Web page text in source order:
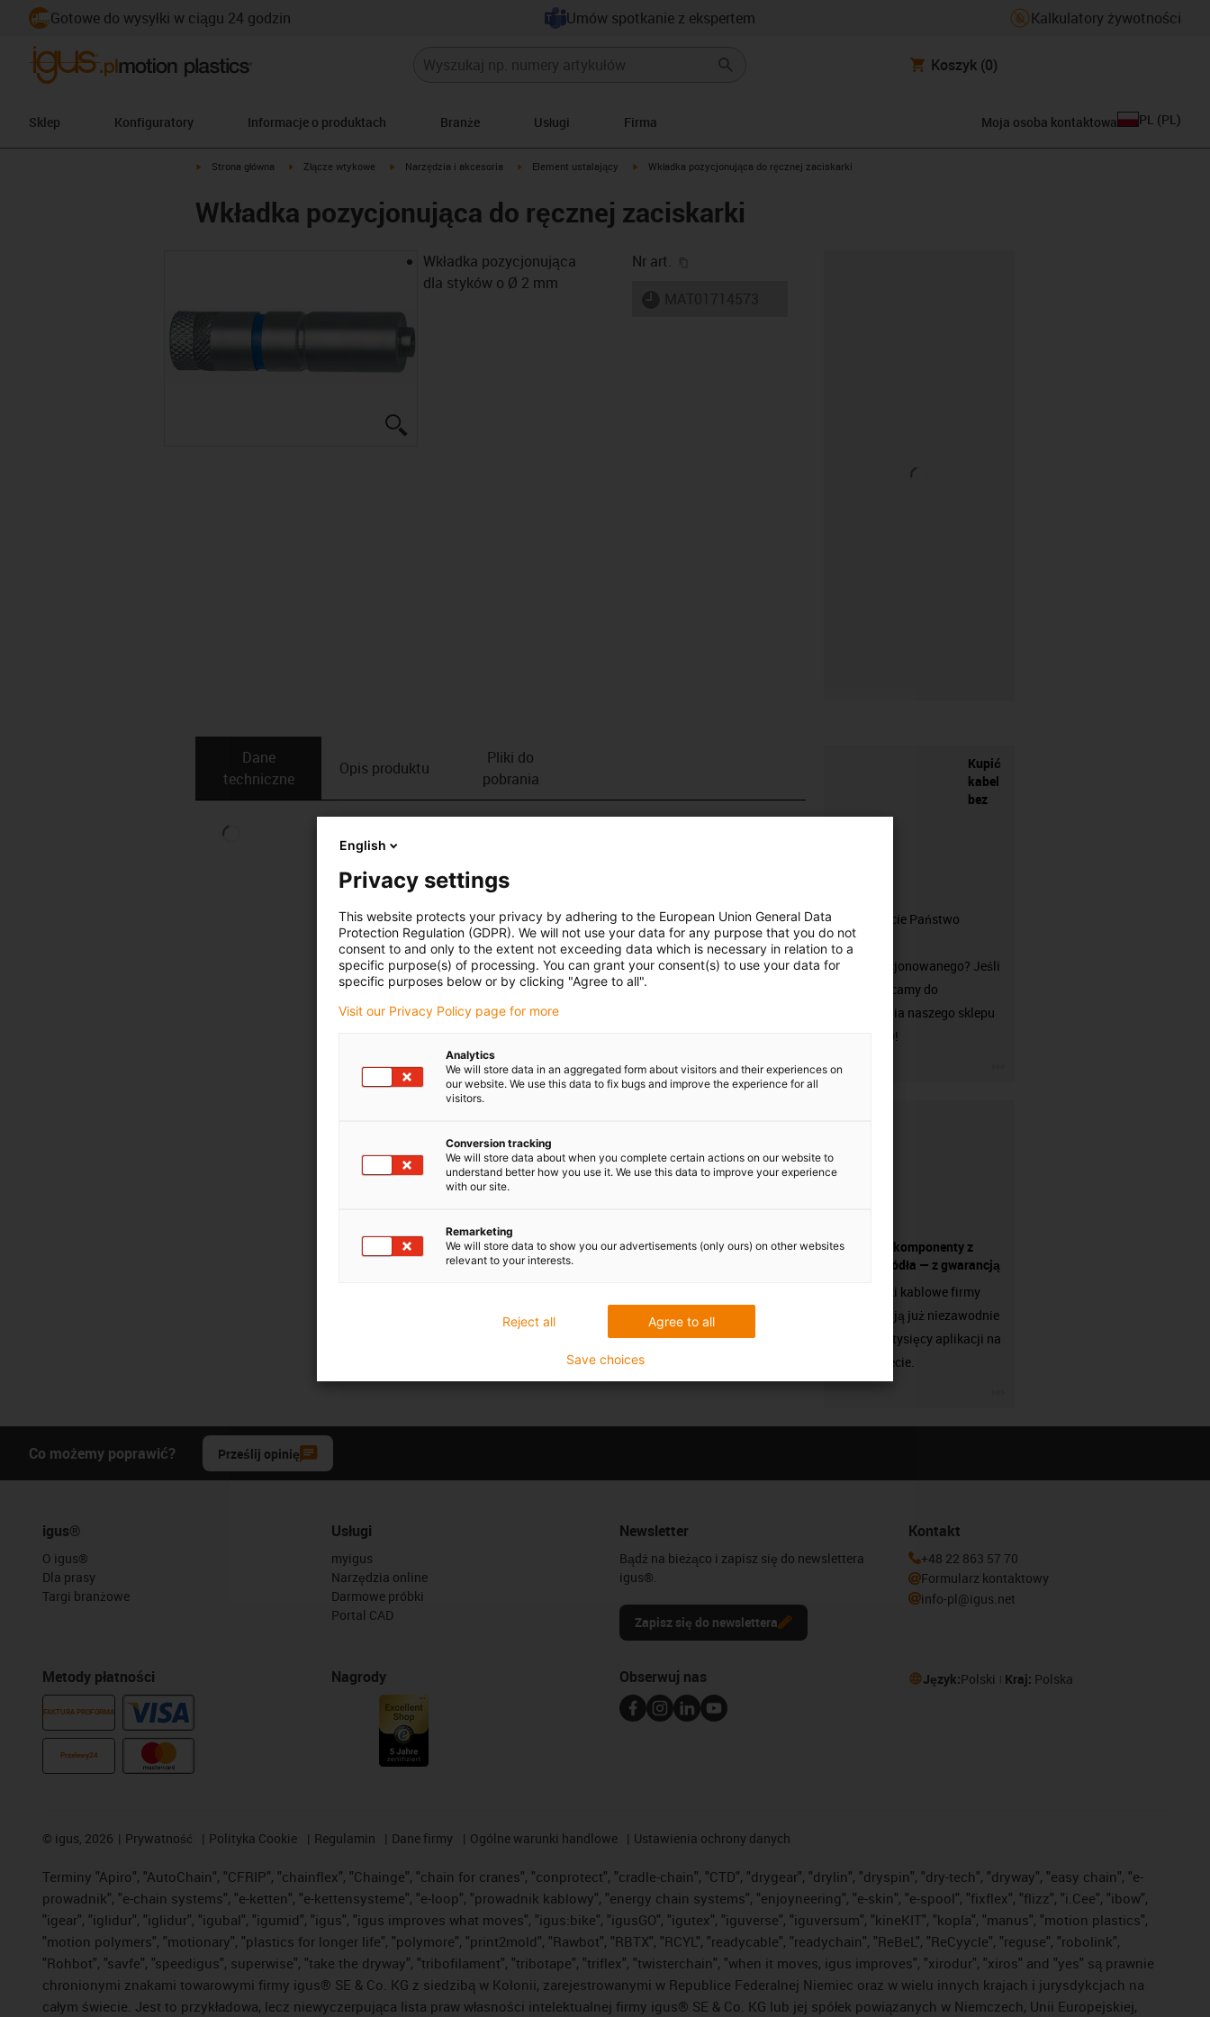
Gotowe do wysyłki w ciągu 24 godzin Umów spotkanie z ekspertem Kalkulatory żywotności
Koszyk (0)
Sklep Konfiguratory Informacje o produktach Branże Usługi Firma Moja osoba kontaktowa PL (PL )
igus-icon-arrow-right
Strona główna igus-icon-arrow-right
Złącze wtykowe igus-icon-arrow-right
Narzędzia i akcesoria igus-icon-arrow-right
Element ustalający igus-icon-arrow-right
Wkładka pozycjonująca do ręcznej zaciskarki
Wkładka pozycjonująca do ręcznej zaciskarki
Wkładka pozycjonująca
dla styków o Ø 2 mm
Nr art.
Dane
techniczne
Opis ­produktu
Pliki do
pobrania
Kupić
kabel
bez
Czu szukacie Państwo
przewodu
niekonfekcjonowanego? Jeśli
tak, zachęcamy do
odwiedzenia naszego sklepu
chainflex®!
Wszystkie komponenty z
jednego źródła — z gwarancją
Prowadniki kablowe firmy
igus działają już niezawodnie
w setkach tysięcy aplikacji na
całym świecie.
Co możemy poprawić? Prześlij opinię
igus®
O igus®
Dla prasy
Targi branżowe
Metody płatności
FAKTURA PROFORMA
Przelewy24
Usługi
myigus
Narzędzia online
Darmowe próbki
Portal CAD
Nagrody
Newsletter
Bądź na bieżąco i zapisz się do newslettera
igus®.
Zapisz się do newslettera
Kontakt
+48 22 863 57 70
Formularz kontaktowy
info-pl@igus.net
Obserwuj nas Język:Polski Kraj: Polska
© igus, 2026 Prywatność Polityka Cookie Regulamin Dane firmy Ogólne warunki handlowe Ustawienia ochrony danych
Terminy "Apiro", "AutoChain", "CFRIP", "chainflex", "Chainge", "chain for cranes", "conprotect", "cradle-chain", "CTD", "drygear", "drylin", "dryspin", "dry-tech", "dryway", "easy chain", "e-
prowadnik", "e-chain systems", "e-ketten", "e-kettensysteme", "e-loop", "prowadnik kablowy", "energy chain systems", "enjoyneering", "e-skin", "e-spool", "fixflex", "flizz", "i.Cee", "ibow",
"igear", "iglidur", "iglidur", "igubal", "igumid", "igus", "igus improves what moves", "igus:bike", "igusGO", "igutex", "iguverse", "iguversum", "kineKIT", "kopla", "manus", "motion plastics",
"motion polymers", "motionary", "plastics for longer life", "polymore", "print2mold", "Rawbot", "RBTX", "RCYL", "readycable", "readychain", "ReBeL", "ReCyycle", "reguse", "robolink",
"Rohbot", "savfe", "speedigus", superwise", "take the dryway", "tribofilament", "tribotape", "triflex", "twisterchain", "when it moves, igus improves", "xirodur", "xiros" and "yes" są prawnie
chronionymi znakami towarowymi firmy igus® SE & Co. KG z siedzibą w Kolonii, zarejestrowanymi w Republice Federalnej Niemiec oraz w wielu innych krajach i jurysdykcjach na
całym świecie. Jest to przykładowa, lecz niewyczerpująca lista praw własności intelektualnej firmy igus® SE & Co. KG lub jej spółek powiązanych w Niemczech, Unii Europejskiej,
English
Privacy settings
This website protects your privacy by adhering to the European Union General Data
Protection Regulation (GDPR). We will not use your data for any purpose that you do not
consent to and only to the extent not exceeding data which is necessary in relation to a
specific purpose(s) of processing. You can grant your consent(s) to use your data for
specific purposes below or by clicking "Agree to all".
Visit our Privacy Policy page for more
Analytics
We will store data in an aggregated form about visitors and their experiences on
our website. We use this data to fix bugs and improve the experience for all
visitors.
Conversion tracking
We will store data about when you complete certain actions on our website to
understand better how you use it. We use this data to improve your experience
with our site.
Remarketing
We will store data to show you our advertisements (only ours) on other websites
relevant to your interests.
Agree to all
Reject all
Save choices